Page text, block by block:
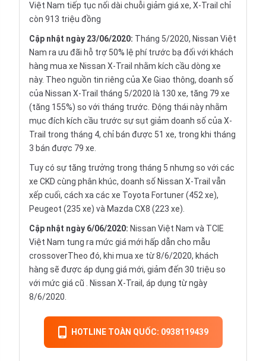
Việt Nam tiếp tục nối dài chuỗi giảm giá xe, X-Trail chỉ
còn 913 triệu đồng
Cập nhật ngày 23/06/2020: Tháng 5/2020, Nissan Việt
Nam ra ưu đãi hỗ trợ 50% lệ phí trước bạ đối với khách
hàng mua xe Nissan X-Trail nhằm kích cầu dòng xe
này. Theo nguồn tin riêng của Xe Giao thông, doanh số
của Nissan X-Trail tháng 5/2020 là 130 xe, tăng 79 xe
(tăng 155%) so với tháng trước. Động thái này nhằm
mục đích kích cầu trước sự sụt giảm doanh số của X-
Trail trong tháng 4, chỉ bán được 51 xe, trong khi tháng
3 bán được 79 xe.
Tuy có sự tăng trưởng trong tháng 5 nhưng so với các
xe CKD cùng phân khúc, doanh số Nissan X-Trail vẫn
xếp cuối, cách xa các xe Toyota Fortuner (452 xe),
Peugeot (235 xe) và Mazda CX8 (223 xe).
Cập nhật ngày 6/06/2020: Nissan Việt Nam và TCIE
Việt Nam tung ra mức giá mới hấp dẫn cho mẫu
crossoverTheo đó, khi mua xe từ 8/6/2020, khách
hàng sẽ được áp dụng giá mới, giảm đến 30 triệu so
với mức giá cũ . Nissan X-Trail, áp dụng từ ngày
8/6/2020.
HOTLINE TOÀN QUỐC: 0938119439